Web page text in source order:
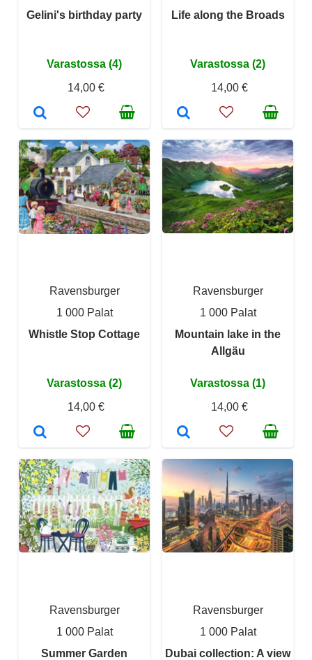
Gelini's birthday party
Varastossa (4)
14,00 €
Life along the Broads
Varastossa (2)
14,00 €
Ravensburger
1 000 Palat
Whistle Stop Cottage
Varastossa (2)
14,00 €
Ravensburger
1 000 Palat
Mountain lake in the
Allgäu
Varastossa (1)
14,00 €
Ravensburger
1 000 Palat
Summer Garden
Ravensburger
1 000 Palat
Dubai collection: A view